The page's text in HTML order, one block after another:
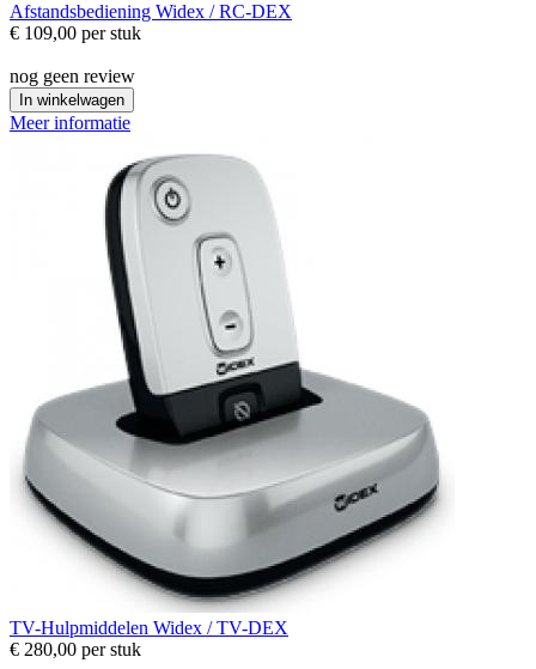
Afstandsbediening Widex / RC-DEX
€ 109,00 per stuk
nog geen review
In winkelwagen
Meer informatie
TV-Hulpmiddelen Widex / TV-DEX
€ 280,00 per stuk